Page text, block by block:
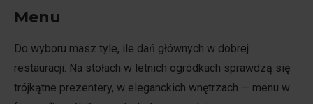
Menu
Do wyboru masz tyle, ile dań głównych w dobrej
restauracji. Na stołach w letnich ogródkach sprawdzą się
trójkątne prezentery, w eleganckich wnętrzach — menu w